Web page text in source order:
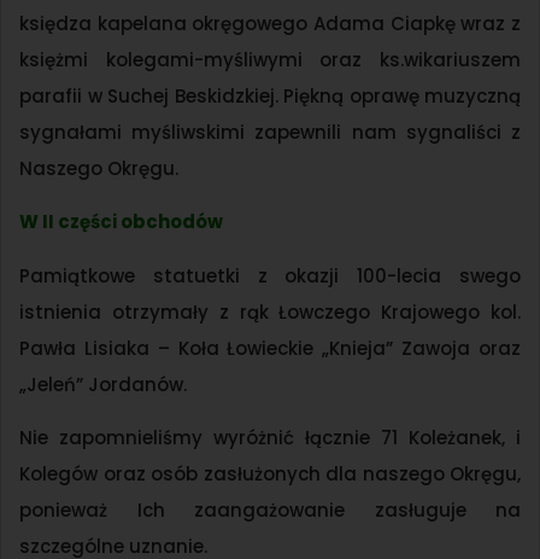
księdza kapelana okręgowego Adama Ciapkę wraz z
księżmi kolegami-myśliwymi oraz ks.wikariuszem
parafii w Suchej Beskidzkiej. Piękną oprawę muzyczną
sygnałami myśliwskimi zapewnili nam sygnaliści z
Naszego Okręgu.
W II części obchodów
Pamiątkowe statuetki z okazji 100-lecia swego
istnienia otrzymały z rąk Łowczego Krajowego kol.
Pawła Lisiaka – Koła Łowieckie „Knieja” Zawoja oraz
„Jeleń” Jordanów.
Nie zapomnieliśmy wyróżnić łącznie 71 Koleżanek, i
Kolegów oraz osób zasłużonych dla naszego Okręgu,
ponieważ Ich zaangażowanie zasługuje na
szczególne uznanie.